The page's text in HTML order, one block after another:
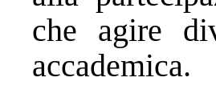
che agire
accademica.